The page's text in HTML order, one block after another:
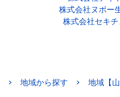
株式会社ヌボー
株式会社セキ
> 地域から探す > 地域【